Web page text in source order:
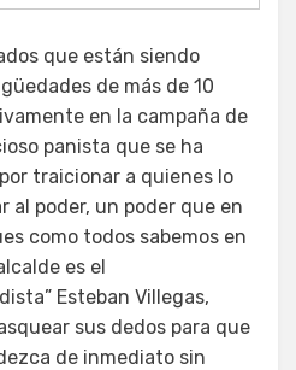
que están siendo
de más de 10
en la campaña de
panista que se ha
traicionar a quienes lo
al poder, un poder que en
como todos sabemos en
es el
Esteban Villegas,
sus dedos para que
de inmediato sin